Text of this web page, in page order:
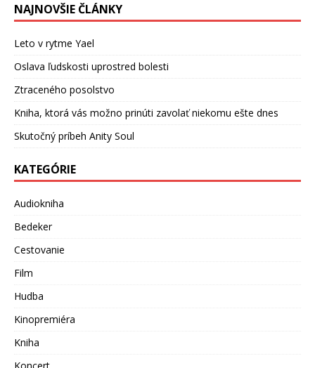
NAJNOVŠIE ČLÁNKY
Leto v rytme Yael
Oslava ľudskosti uprostred bolesti
Ztraceného posolstvo
Kniha, ktorá vás možno prinúti zavolať niekomu ešte dnes
Skutočný príbeh Anity Soul
KATEGÓRIE
Audiokniha
Bedeker
Cestovanie
Film
Hudba
Kinopremiéra
Kniha
Koncert